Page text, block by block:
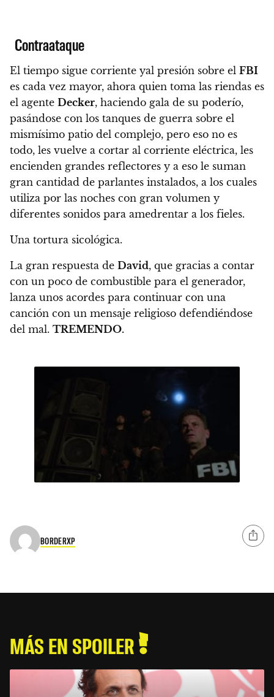
Contraataque
El tiempo sigue corriente yal presión sobre el FBI
es cada vez mayor, ahora quien toma las riendas es
el agente Decker, haciendo gala de su poderío,
pasándose con los tanques de guerra sobre el
mismísimo patio del complejo, pero eso no es
todo, les vuelve a cortar al corriente eléctrica, les
encienden grandes reflectores y a eso le suman
gran cantidad de parlantes instalados, a los cuales
utiliza por las noches con gran volumen y
diferentes sonidos para amedrentar a los fieles.
Una tortura sicológica.
La gran respuesta de David, que gracias a contar
con un poco de combustible para el generador,
lanza unos acordes para continuar con una
canción con un mensaje religioso defendiéndose
del mal. TREMENDO.
BORDERXP
MÁS EN SPOILER